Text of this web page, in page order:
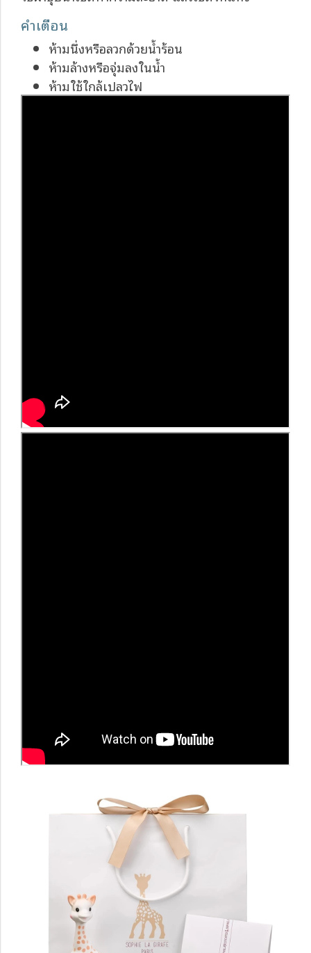
คำเตือน
ห้ามนึ่งหรือลวกด้วยน้ำร้อน
ห้ามล้างหรือจุ่มลงในน้ำ
ห้ามใช้ใกล้เปลวไฟ